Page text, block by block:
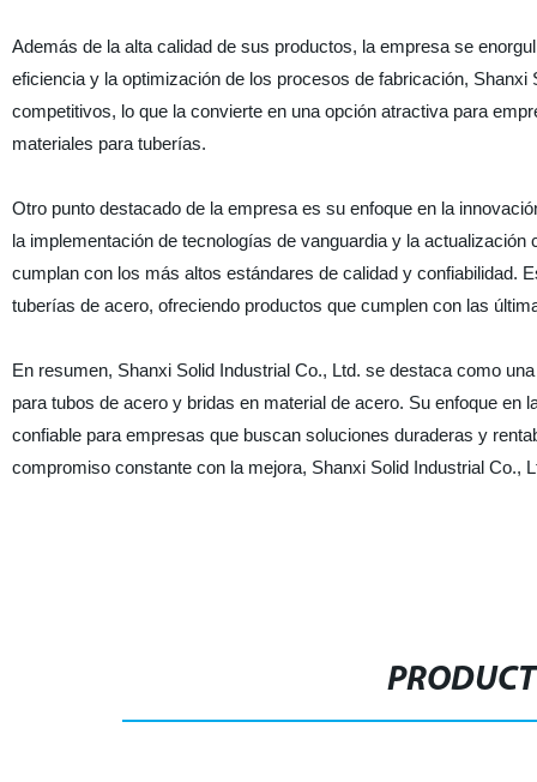
Además de la alta calidad de sus productos, la empresa se
eficiencia y la optimización de los procesos de fabricación,
competitivos, lo que la convierte en una opción atractiva para
materiales para tuberías.
Otro punto destacado de la empresa es su enfoque en la
la implementación de tecnologías de vanguardia y la
cumplan con los más altos estándares de calidad y confiabilidad.
tuberías de acero, ofreciendo productos que cumplen con las
En resumen, Shanxi Solid Industrial Co., Ltd. se destaca como
para tubos de acero y bridas en material de acero. Su enfoque
confiable para empresas que buscan soluciones duraderas y
compromiso constante con la mejora, Shanxi Solid Industrial Co.,